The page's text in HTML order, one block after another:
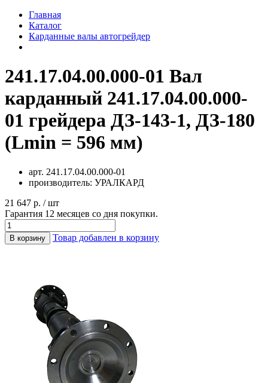
Главная
Каталог
Карданные валы автогрейдер
241.17.04.00.000-01 Вал
карданный 241.17.04.00.000-
01 грейдера ДЗ-143-1, ДЗ-180
(Lmin = 596 мм)
арт. 241.17.04.00.000-01
производитель: УРАЛКАРД
21 647 р. / шт
Гарантия 12 месяцев со дня покупки.
В корзину Товар добавлен в корзину